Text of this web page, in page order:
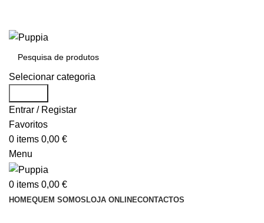
Selecionar categoria
Entrar / Registar
Favoritos
0 items 0,00 €
Menu
0 items 0,00 €
HOMEQUEM SOMOSLOJA ONLINECONTACTOS